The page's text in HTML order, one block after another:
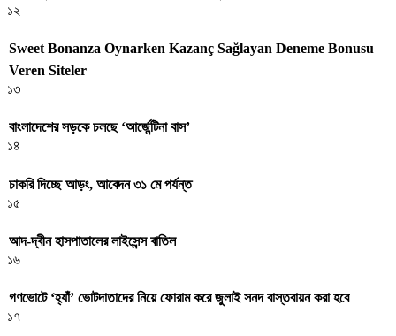
১২
Sweet Bonanza Oynarken Kazanç Sağlayan Deneme Bonusu
Veren Siteler
১৩
বাংলাদেশের সড়কে চলছে ‘আর্জেন্টিনা বাস’
১৪
চাকরি দিচ্ছে আড়ং, আবেদন ৩১ মে পর্যন্ত
১৫
আদ-দ্বীন হাসপাতালের লাইসেন্স বাতিল
১৬
গণভোটে ‘হ্যাঁ’ ভোটদাতাদের নিয়ে ফোরাম করে জুলাই সনদ বাস্তবায়ন করা হবে
১৭